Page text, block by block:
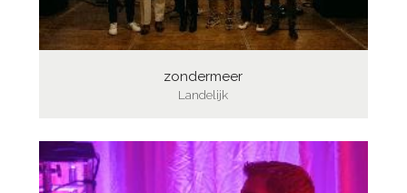
zondermeer
Landelijk